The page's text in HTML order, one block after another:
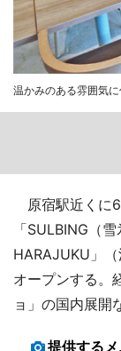
温かみのある雰囲気
原宿駅近くに
「SULBING（
HARAJUKU」
オープンする。
ョ」の国内展開
提供する